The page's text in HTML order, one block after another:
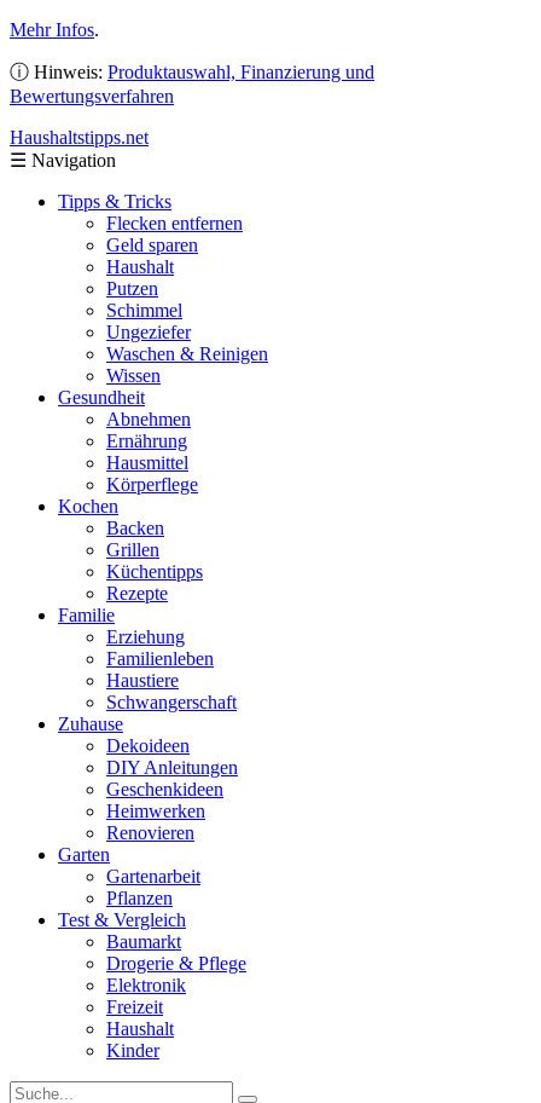
Mehr Infos.
ⓘ Hinweis: Produktauswahl, Finanzierung und
Bewertungsverfahren
Haushaltstipps.net
☰ Navigation
Tipps & Tricks
Flecken entfernen
Geld sparen
Haushalt
Putzen
Schimmel
Ungeziefer
Waschen & Reinigen
Wissen
Gesundheit
Abnehmen
Ernährung
Hausmittel
Körperflege
Kochen
Backen
Grillen
Küchentipps
Rezepte
Familie
Erziehung
Familienleben
Haustiere
Schwangerschaft
Zuhause
Dekoideen
DIY Anleitungen
Geschenkideen
Heimwerken
Renovieren
Garten
Gartenarbeit
Pflanzen
Test & Vergleich
Baumarkt
Drogerie & Pflege
Elektronik
Freizeit
Haushalt
Kinder